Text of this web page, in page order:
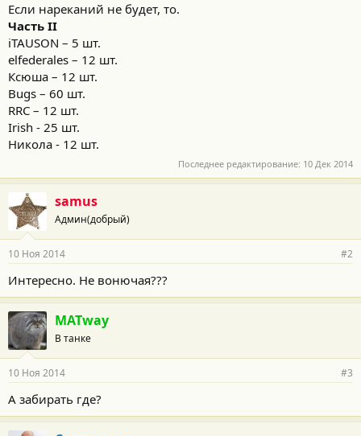
Если нареканий не будет, то.
Часть II
iTAUSON – 5 шт.
elfederales – 12 шт.
Ксюша – 12 шт.
Bugs – 60 шт.
RRC – 12 шт.
Irish - 25 шт.
Никола - 12 шт.
Последнее редактирование: 10 Дек 2014
samus
Админ(добрый)
10 Ноя 2014 #2
Интересно. Не вонючая???
MATway
В танке
10 Ноя 2014 #3
А забирать где?